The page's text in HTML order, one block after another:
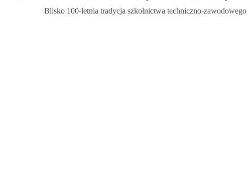
Blisko 100-letnia tradycja szkolnictwa techniczno-zawodowego